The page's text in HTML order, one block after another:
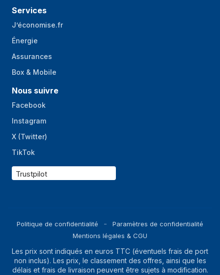
Services
J’économise.fr
Énergie
Assurances
Box & Mobile
Nous suivre
Facebook
Instagram
X (Twitter)
TikTok
Trustpilot
Politique de confidentialité
Paramètres de confidentialité
Mentions légales & CGU
Les prix sont indiqués en euros TTC (éventuels frais de port
non inclus). Les prix, le classement des offres, ainsi que les
délais et frais de livraison peuvent être sujets à modification.